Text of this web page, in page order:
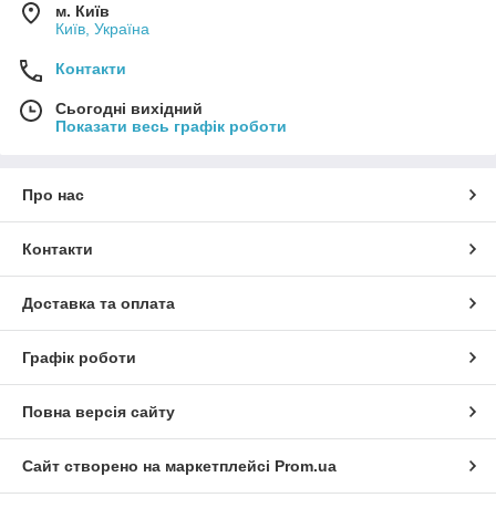
м. Київ
Київ, Україна
Контакти
Сьогодні вихідний
Показати весь графік роботи
Про нас
Контакти
Доставка та оплата
Графік роботи
Повна версія сайту
Сайт створено на маркетплейсі Prom.ua